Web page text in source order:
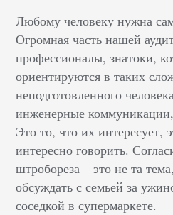
Любому человеку нужна
Огромная часть нашей
профессионалы, знатоки,
ориентируются в таких
неподготовленного
инженерные коммуникации,
Это то, что их интересует,
интересно говорить.
штробореза – это не та
обсуждать с семьей за
соседкой в супермаркете.